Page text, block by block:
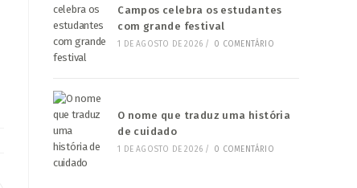
Campos celebra os estudantes
com grande festival
1 DE AGOSTO DE 2026 / 0 COMENTÁRIO
O nome que traduz uma história
de cuidado
1 DE AGOSTO DE 2026 / 0 COMENTÁRIO